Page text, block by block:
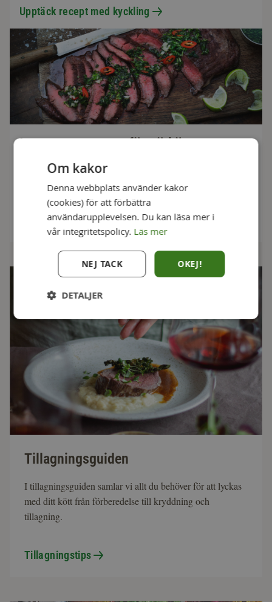
Upptäck recept med kyckling
Innertemperaturer för nötkött
Innan tillagning ska köttet ha samma temperatur rakt igenom,
så ställ fram det i rumstemperatur en stund. Låt köttet vila
innan servering, så saften får sprida sig.
Upptäck recept med nötkött
Tillagningsguiden
I tillagningsguiden samlar vi allt du behöver för att lyckas
med ditt kött från förberedelse till kryddning och
tillagning.
Tillagningstips
Om kakor
Denna webbplats använder kakor
(cookies) för att förbättra
användarupplevelsen. Du kan läsa mer i
vår integritetspolicy. Läs mer
OKEJ!
NEJ TACK
DETALJER